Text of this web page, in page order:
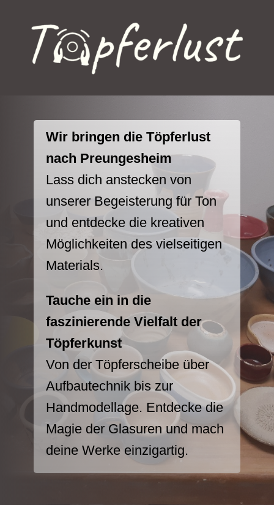
Wir bringen die Töpferlust
nach Preungesheim
Lass dich anstecken von
unserer Begeisterung für Ton
und entdecke die kreativen
Möglichkeiten des vielseitigen
Materials.
Tauche ein in die
faszinierende Vielfalt der
Töpferkunst
Von der Töpferscheibe über
Aufbautechnik bis zur
Handmodellage. Entdecke die
Magie der Glasuren und mach
deine Werke einzigartig.